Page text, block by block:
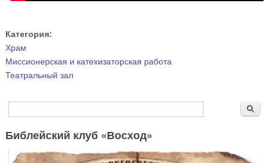
Категория:
Храм
Миссионерская и катехизаторская работа
Театральный зал
Форма поиска
Библейский клуб «Восход»